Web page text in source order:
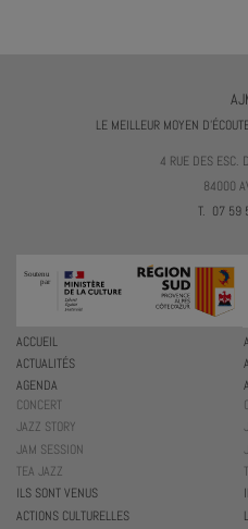
LE MEILLEUR MOYEN
4 RUE DES ESC.
84000
T. 07 59
ACCUEIL
ACTUALITÉS
AGENDA
CONCERT
JAZZ STORY
JAM SESSION
TEA JAZZ
ILS SONT VENUS
ACTIONS CULTURELLES